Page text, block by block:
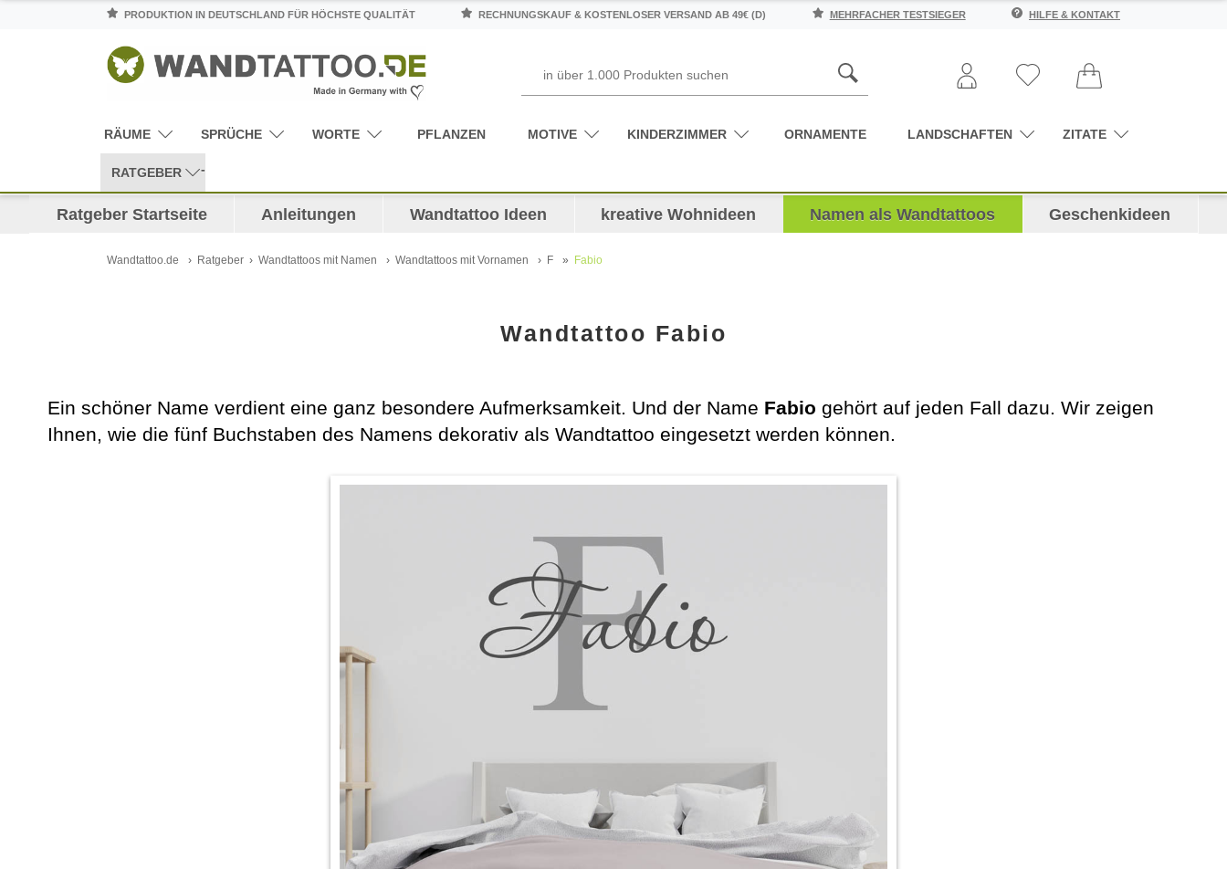
PRODUKTION IN DEUTSCHLAND FÜR HÖCHSTE QUALITÄT RECHNUNGSKAUF & KOSTENLOSER VERSAND AB 49€ (D) MEHRFACHER TESTSIEGER HILFE & KONTAKT
RÄUME SPRÜCHE WORTE PFLANZEN MOTIVE KINDERZIMMER ORNAMENTE LANDSCHAFTEN ZITATE
RATGEBER
Ratgeber Startseite Anleitungen Wandtattoo Ideen kreative Wohnideen Namen als Wandtattoos Geschenkideen
Wandtattoo.de Ratgeber Wandtattoos mit Namen Wandtattoos mit Vornamen F Fabio
Wandtattoo Fabio
Ein schöner Name verdient eine ganz besondere Aufmerksamkeit. Und der Name Fabio gehört auf jeden Fall dazu. Wir zeigen
Ihnen, wie die fünf Buchstaben des Namens dekorativ als Wandtattoo eingesetzt werden können.